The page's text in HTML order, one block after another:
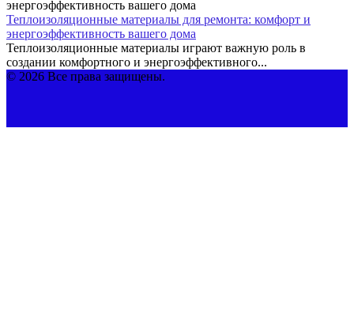
Теплоизоляционные материалы для ремонта: комфорт и
энергоэффективность вашего дома
Теплоизоляционные материалы играют важную роль в
создании комфортного и энергоэффективного...
© 2026 Все права защищены.